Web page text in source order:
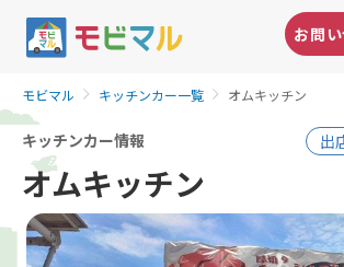
お問
モビマル キッチンカー一覧 オムキッチン
キッチンカー情報 出
オムキッチン